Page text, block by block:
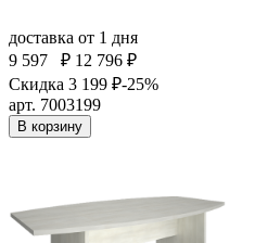
доставка от 1 дня
9 597
₽ 12 796 ₽
Скидка 3 199 ₽-25%
арт. 7003199
В корзину